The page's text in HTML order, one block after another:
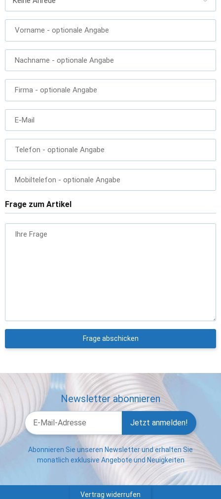
Vorname - optionale Angabe
Nachname - optionale Angabe
Firma - optionale Angabe
E-Mail
Telefon - optionale Angabe
Mobiltelefon - optionale Angabe
Frage zum Artikel
Ihre Frage
Frage abschicken
Newsletter abonnieren
Jetzt anmelden!
Abonnieren Sie unseren Newsletter und erhalten Sie
monatlich exklusive Angebote und Neuigkeiten
Vertrag widerrufen